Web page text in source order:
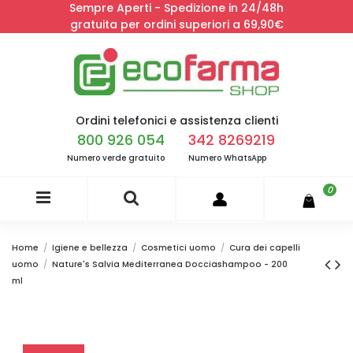
Sempre Aperti - Spedizione in 24/48h
gratuita per ordini superiori a 69,90€
Ordini telefonici e assistenza clienti
800 926 054
Numero verde gratuito
342 8269219
Numero WhatsApp
0
Home Igiene e bellezza Cosmetici uomo
Cura dei capelli
uomo
Nature's Salvia Mediterranea Docciashampoo - 200
ml